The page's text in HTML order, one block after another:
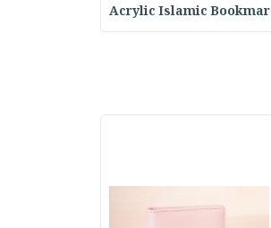
Acrylic Islamic Bookmar